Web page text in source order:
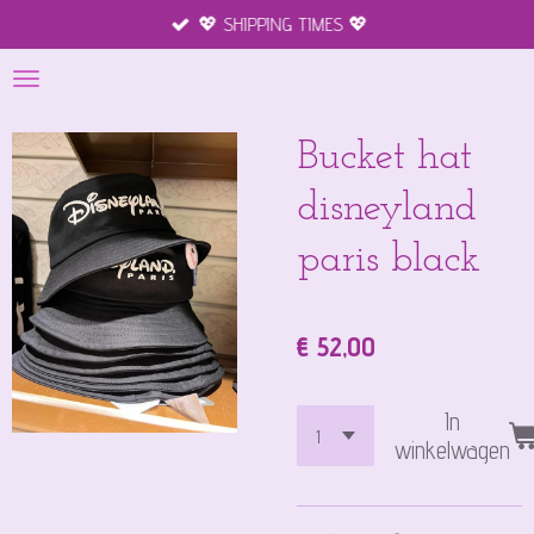
direct
naar
hoofdinhoud
💖 SHIPPING TIMES 💖
Bucket hat
disneyland
paris black
€ 52,00
In
winkelwagen